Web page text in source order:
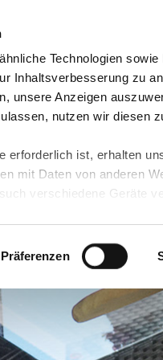
Technologien
Inhaltsverbesserung zu
unsere Anzeigen
nutzen wir diesen
erforderlich ist, erhalten
mit Daten von anderen
verschiedene Geräte
Daten führen kann.
unseren
Funktionen für diese
können mittels
erteilte Einwilligung
Präferenzen
Angebote Unsere